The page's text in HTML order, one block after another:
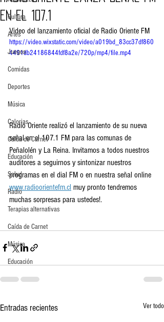
Cultura
Artes
Juegos
Comidas
Deportes
Música
Calorias
Caída de Carnet
Educación
Salud
Radio
Terapias alternativas
Caída de Carnet
Música
Educación
en el 107.1
Video del lanzamiento oficial de Radio Oriente FM
https://video.wixstatic.com/video/a019bd_83cc37df860
4491db24186844fdf8a2e/720p/mp4/file.mp4
Radio Oriente realizó el lanzamiento de su nueva
señal en el 107.1 FM para las comunas de
Peñalolén y La Reina. Invitamos a todos nuestros
auditores a seguirnos y sintonizar nuestros
programas en el dial FM o en nuestra señal online
www.radioorientefm.cl muy pronto tendremos
muchas sorpresas para ustedes!.
Entradas recientes Ver todo